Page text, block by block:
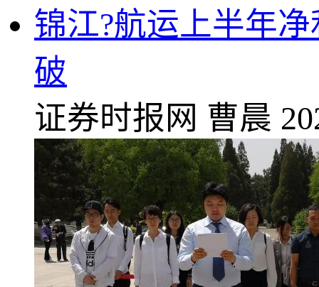
锦江?航运上半年
破
证券时报网 曹晨